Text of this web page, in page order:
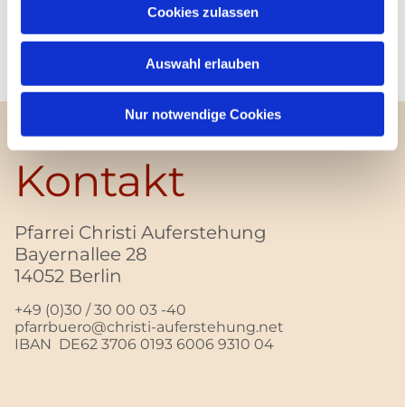
Cookies zulassen
Auswahl erlauben
Nur notwendige Cookies
Kontakt
Pfarrei Christi Auferstehung
Bayernallee 28
14052 Berlin
+49 (0)30 / 30 00 03 -40
pfarrbuero@christi-auferstehung.net
IBAN DE62 3706 0193 6006 9310 04